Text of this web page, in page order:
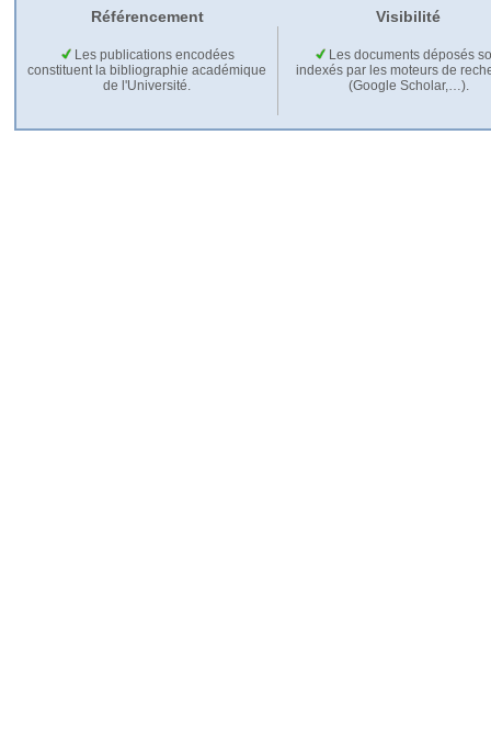
Référencement Visibilité
Les publications encodées
constituent la bibliographie académique
de l'Université.
Les documents déposés
indexés par les moteurs de
(Google Scholar,…).